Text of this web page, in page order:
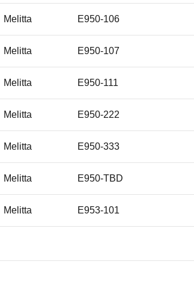
Melitta E950-106
Melitta E950-107
Melitta E950-111
Melitta E950-222
Melitta E950-333
Melitta E950-TBD
Melitta E953-101